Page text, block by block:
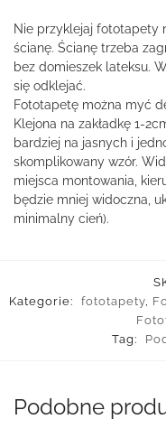
Nie przyklejaj fototapety
ścianę. Ścianę trzeba
bez domieszek lateksu.
się odklejać.
Fototapetę można myć
Klejona na zakładkę 1-
bardziej na jasnych i
skomplikowany wzór.
miejsca montowania,
będzie mniej widoczna,
minimalny cień).
Kategorie:
fototapety,
Tag:
Podobne